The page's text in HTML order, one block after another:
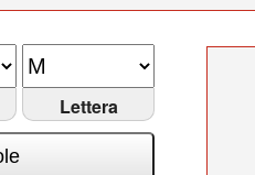
Lettera